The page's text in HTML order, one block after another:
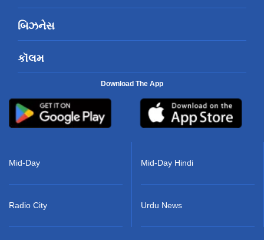
બિઝનેસ
કૉલમ
Download The App
Mid-Day
Radio City
Mid-Day Hindi
Urdu News